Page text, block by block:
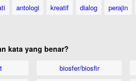
antologi kreatif dialog perajin
kata yang benar?
biosfer/biosfir